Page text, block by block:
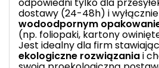
dostawy (24-48h) i wyłącznie
wodoodpornym
(np. foliopaki, kartony
Jest idealny dla firm
ekologiczne rozwiązaniai